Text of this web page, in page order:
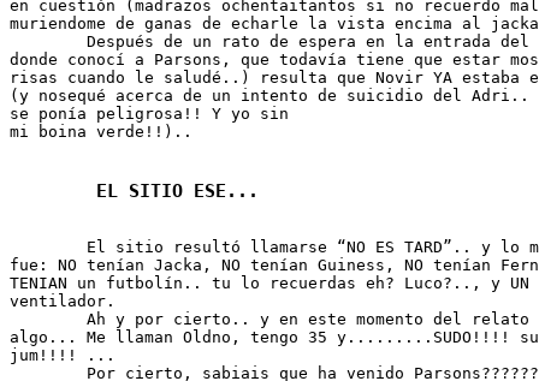
en cuestión (madrazos ochentaitantos si no recuerdo
muriendome de ganas de echarle la vista encima al
donde conocí a Parsons, que todavía tiene que estar
risas cuando le saludé..) resulta que Novir YA
(y nosequé acerca de un intento de suicidio del
se ponía peligrosa!! Y yo sin
fue: NO tenían Jacka, NO tenían Guiness, NO tenían
TENIAN un futbolín.. tu lo recuerdas eh? Luco?.., y UN
ventilador.
algo... Me llaman Oldno, tengo 35 y.........SUDO!!!!
jum!!!! ...